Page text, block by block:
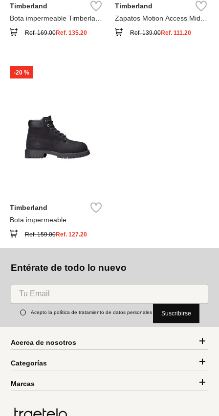
Timberland
Bota impermeable Timberland
Ref.169.00Ref. 135.20
Timberland
Zapatos Motion Access Mid
Ref.139.00Ref. 111.20
-20 %
Timberland
Bota impermeable
Ref.159.00Ref. 127.20
Entérate de todo lo nuevo
Acepto la política de tratamiento de datos personales Suscribirse
Acerca de nosotros
Categorías
Marcas